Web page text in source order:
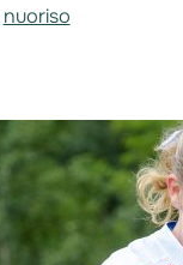
nuoriso